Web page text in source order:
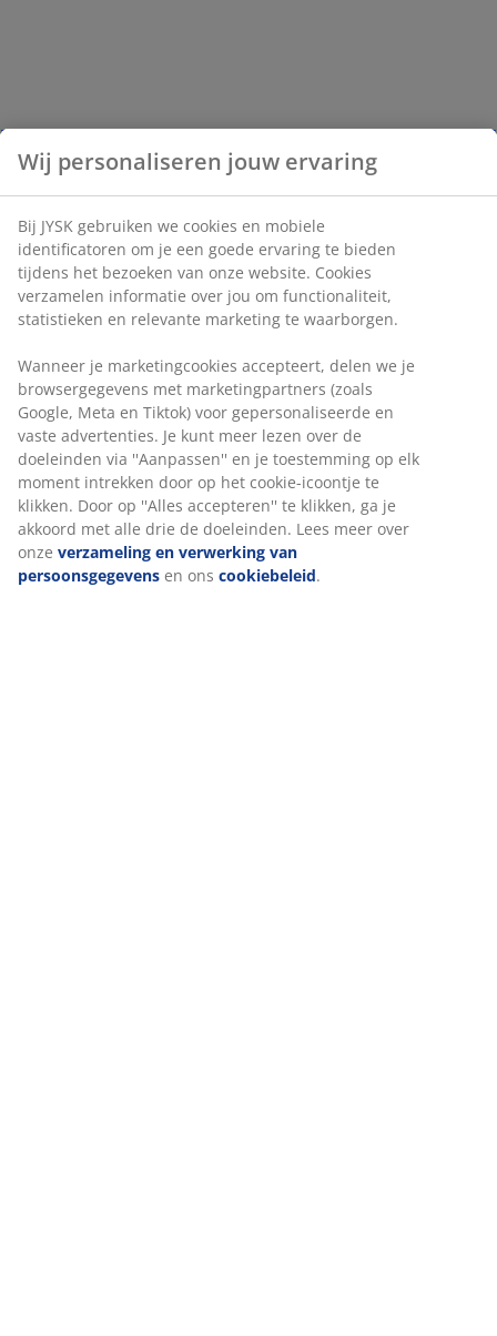
Wij personaliseren jouw ervaring
Bij JYSK gebruiken we cookies en mobiele
identificatoren om je een goede ervaring te bieden
tijdens het bezoeken van onze website. Cookies
verzamelen informatie over jou om functionaliteit,
statistieken en relevante marketing te waarborgen.
Wanneer je marketingcookies accepteert, delen we je
browsergegevens met marketingpartners (zoals
Google, Meta en Tiktok) voor gepersonaliseerde en
vaste advertenties. Je kunt meer lezen over de
doeleinden via ''Aanpassen'' en je toestemming op elk
moment intrekken door op het cookie-icoontje te
klikken. Door op ''Alles accepteren'' te klikken, ga je
akkoord met alle drie de doeleinden. Lees meer over
onze verzameling en verwerking van
persoonsgegevens en ons cookiebeleid.